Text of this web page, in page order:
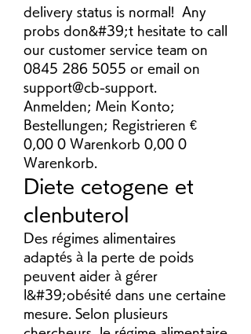
delivery status is normal!  Any
probs don&#39;t hesitate to call
our customer service team on
0845 286 5055 or email on
support@cb-support.
Anmelden; Mein Konto;
Bestellungen; Registrieren €
0,00 0 Warenkorb 0,00 0
Warenkorb.
Diete cetogene et
clenbuterol
Des régimes alimentaires
adaptés à la perte de poids
peuvent aider à gérer
l&#39;obésité dans une certaine
mesure. Selon plusieurs